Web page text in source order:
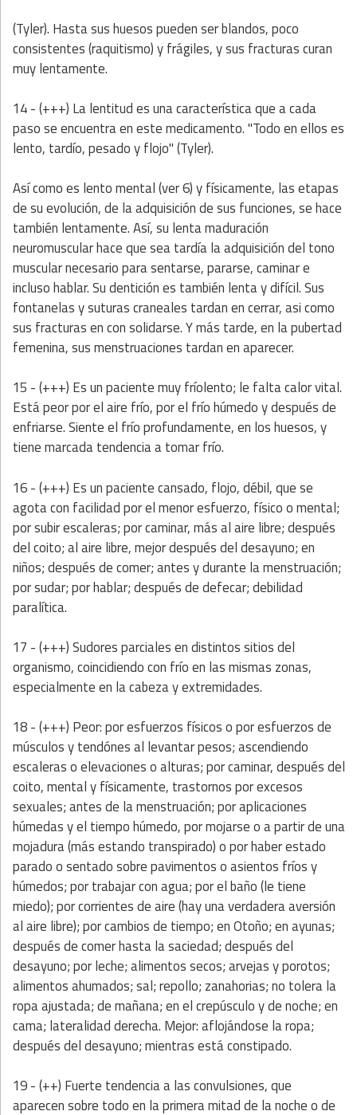
(Tyler). Hasta sus huesos pueden ser blandos, poco
consistentes (raquitismo) y frágiles, y sus fracturas curan
muy lentamente.
14 - (+++) La lentitud es una característica que a cada
paso se encuentra en este medicamento. "Todo en ellos es
lento, tardío, pesado y flojo" (Tyler).
Así como es lento mental (ver 6) y físicamente, las etapas
de su evolución, de la adquisición de sus funciones, se hace
también lentamente. Así, su lenta maduración
neuromuscular hace que sea tardía la adquisición del tono
muscular necesario para sentarse, pararse, caminar e
incluso hablar. Su dentición es también lenta y difícil. Sus
fontanelas y suturas craneales tardan en cerrar, asi como
sus fracturas en con solidarse. Y más tarde, en la pubertad
femenina, sus menstruaciones tardan en aparecer.
15 - (+++) Es un paciente muy fríolento; le falta calor vital.
Está peor por el aire frío, por el frío húmedo y después de
enfriarse. Siente el frío profundamente, en los huesos, y
tiene marcada tendencia a tomar frío.
16 - (+++) Es un pacientecansado, flojo, débil, que se
agota con facilidad por el menor esfuerzo, físico o mental;
por subir escaleras; por caminar, más al aire libre; después
del coito; al aire libre, mejor después del desayuno; en
niños; después de comer; antes y durante la menstruación;
por sudar; por hablar; después de defecar; debilidad
paralítica.
17 - (+++)Sudores parciales en distintos sitios del
organismo, coincidiendo con frío en las mismas zonas,
especialmente en la cabeza y extremidades.
18 - (+++) Peor: por esfuerzos físicos o por esfuerzos de
músculos y tendónes al levantar pesos; ascendiendo
escaleras o elevaciones o alturas; por caminar, después del
coito, mental y físicamente, trastornos por excesos
sexuales; antes de la menstruación; por aplicaciones
húmedas y el tiempo húmedo, por mojarse o a partir de una
mojadura (más estando transpirado) o por haber estado
parado o sentado sobre pavimentos o asientos fríos y
húmedos; por trabajar con agua; por el baño (le tiene
miedo); por corrientes de aire (hay una verdadera aversión
al aire libre); por cambios de tiempo; en Otoño; en ayunas;
después de comer hasta la saciedad; después del
desayuno; por leche; alimentos secos; arvejas y porotos;
alimentos ahumados; sal; repollo; zanahorias; no tolera la
ropa ajustada; de mañana; en el crepúsculo y de noche; en
cama; lateralidad derecha. Mejor: aflojándose la ropa;
después del desayuno; mientras está constipado.
19 - (++) Fuerte tendencia a las convulsiones, que
aparecen sobre todo en la primera mitad de la noche o de